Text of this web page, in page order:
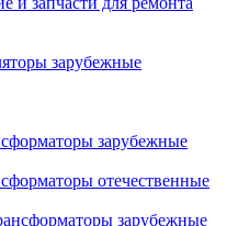
зарубежные
зарубежные
отечественные
зарубежные